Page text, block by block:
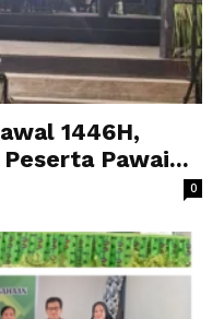
1446H,
Pawai...
0